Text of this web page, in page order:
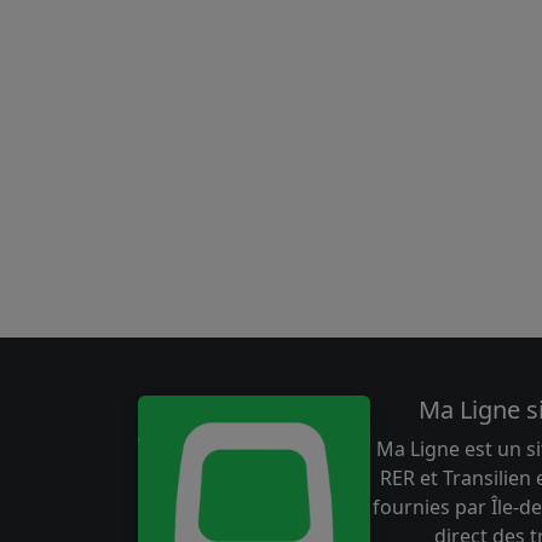
Ma Ligne
Ma Ligne est un
RER et
fournies par Île-
direct des